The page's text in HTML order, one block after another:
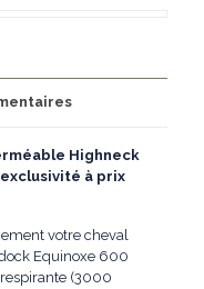
Highneck
exclusivité à prix
votre cheval
Equinoxe 600
(3000